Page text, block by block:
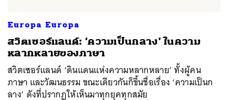
Europa Europa
สวิตเซอร์แลนด์: ‘ความเป็นกลาง’ ในความ
หลากหลายของภาษา
สวิตเซอร์แลนด์ ‘ดินแดนแห่งความหลากหลาย’ ทั้งผู้คน
ภาษา และวัฒนธรรม ขณะเดียวกันก็ขึ้นชื่อเรื่อง ‘ความเป็นก
ลาง’ ดังที่ปรากฏให้เห็นมาทุกยุคทุกสมัย